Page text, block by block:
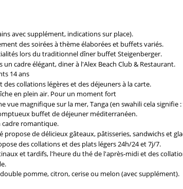
avec supplément, indications sur place).
des soirées à thème élaborées et buffets variés.
lors du traditionnel dîner buffet Steigenberger.
cadre élégant, diner à l'Alex Beach Club & Restaurant.
14 ans
collations légères et des déjeuners à la carte.
en plein air. Pour un moment fort
vue magnifique sur la mer, Tanga (en swahili cela signifie
buffet de déjeuner méditerranéen.
cadre romantique.
de délicieux gâteaux, pâtisseries, sandwichs et
des collations et des plats légers 24h/24 et 7j/7.
et tardifs, l'heure du thé de l'après-midi et des
pomme, citron, cerise ou melon (avec supplément).